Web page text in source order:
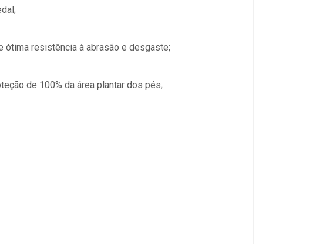
ótima resistência à abrasão e desgaste;
de 100% da área plantar dos pés;